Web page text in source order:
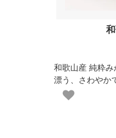
和歌山産 純粋
漂う、さわやか